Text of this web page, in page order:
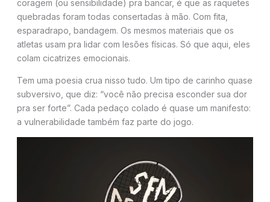
coragem (ou sensibilidade) pra bancar, é que as raquetes
quebradas foram todas consertadas à mão. Com fita,
esparadrapo, bandagem. Os mesmos materiais que os
atletas usam pra lidar com lesões físicas. Só que aqui, eles
colam cicatrizes emocionais.
Tem uma poesia crua nisso tudo. Um tipo de carinho quase
subversivo, que diz: “você não precisa esconder sua dor
pra ser forte”. Cada pedaço colado é quase um manifesto:
a vulnerabilidade também faz parte do jogo.